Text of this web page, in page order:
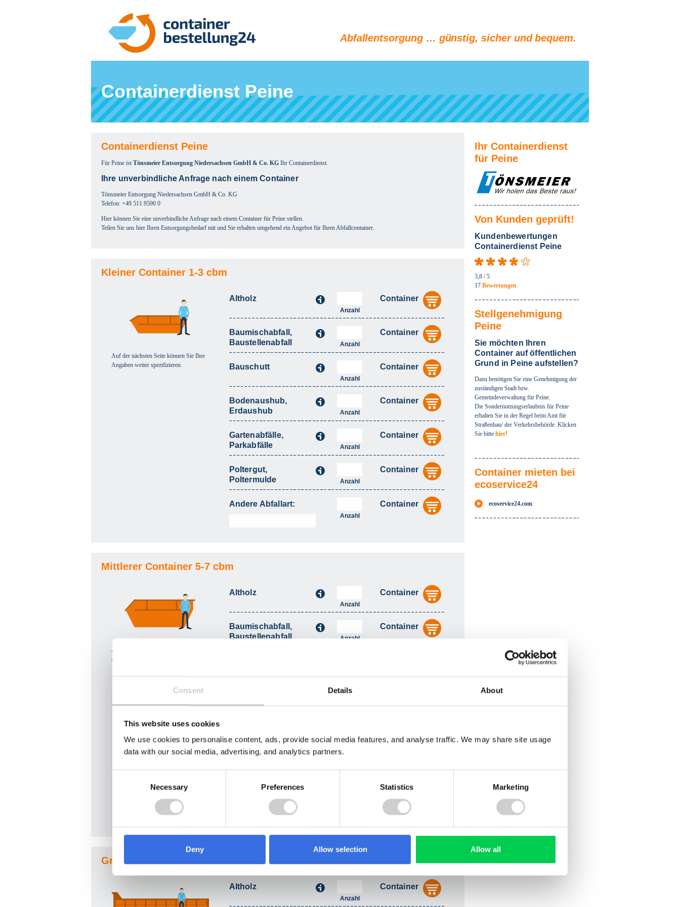
Consent Details About
This website uses cookies
We use cookies to personalise content, ads, provide social media features, and analyse traffic. We may share site usage
data with our social media, advertising, and analytics partners.
Necessary Preferences Statistics Marketing
Deny Allow selection Allow all
Abfallentsorgung … günstig, sicher und bequem.
Containerdienst Peine
Containerdienst Peine
Für Peine istTönsmeier Entsorgung Niedersachsen GmbH & Co. KG Ihr Containerdienst.
Ihre unverbindliche Anfrage nach einem Container
Tönsmeier Entsorgung Niedersachsen GmbH & Co. KG
Telefon: +49 511 9590 0
Hier können Sie eine unverbindliche Anfrage nach einem Container für Peine stellen.
Teilen Sie uns hier Ihren Entsorgungsbedarf mit und Sie erhalten umgehend ein Angebot für Ihren Abfallcontainer.
Kleiner Container 1-3 cbm
Auf der nächsten Seite können Sie Ihre
Angaben weiter spezifizieren.
Altholz i
Anzahl
Container auswählen
Baumischabfall,
Baustellenabfall
i
Anzahl
Container auswählen
Bauschutt i
Anzahl
Container auswählen
Bodenaushub,
Erdaushub
i
Anzahl
Container auswählen
Gartenabfälle,
Parkabfälle
i
Anzahl
Container auswählen
Poltergut,
Poltermulde
i
Anzahl
Container auswählen
Andere Abfallart:
Anzahl
Container auswählen
Mittlerer Container 5-7 cbm
Auf der nächsten Seite können Sie Ihre
Angaben weiter spezifizieren.
Altholz i
Anzahl
Container auswählen
Baumischabfall,
Baustellenabfall
i
Anzahl
Container auswählen
Erdaushub
Anzahl
auswählen
Parkabfälle
Anzahl
Andere Abfallart: Container
Großer Container 10-20 cbm
Altholz i
Anzahl
Container auswählen
Ihr Containerdienst
für Peine
Von Kunden geprüft!
Kundenbewertungen
Containerdienst Peine
3,8 / 5
17 Bewertungen
Stellgenehmigung
Peine
Sie möchten Ihren
Container auf öffentlichen
Grund in Peine aufstellen?
Dazu benötigen Sie eine Genehmigung der
zuständigen Stadt bzw.
Gemeindeverwaltung für Peine.
Die Sondernutzungserlaubnis für Peine
erhalten Sie in der Regel beim Amt für
Straßenbau/ der Verkehrsbehörde. Klicken
Sie bitte hier!
Container mieten bei
ecoservice24
ecoservice24.com